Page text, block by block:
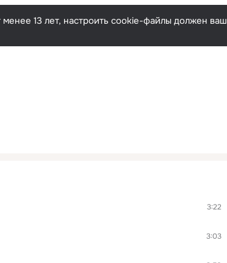
13 лет, настроить cookie-файлы должен ваш
3:22
3:03